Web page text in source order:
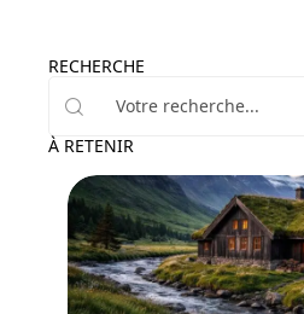
RECHERCHE
À RETENIR
Conseils